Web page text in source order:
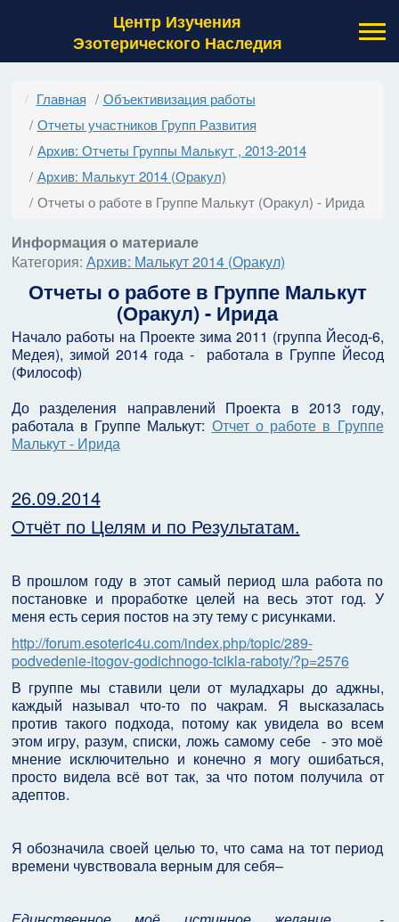
Центр Изучения
Эзотерического Наследия
Главная
Объективизация работы
Отчеты участников Групп Развития
Архив: Отчеты Группы Малькут , 2013-2014
Архив: Малькут 2014 (Оракул)
Отчеты о работе в Группе Малькут (Оракул) - Ирида
Информация о материале
Категория: Архив: Малькут 2014 (Оракул)
Отчеты о работе в Группе Малькут
(Оракул) - Ирида
Начало работы на Проекте зима 2011 (группа Йесод-6,
Медея), зимой 2014 года - работала в Группе Йесод
(Философ)
До разделения направлений Проекта в 2013 году,
работала в Группе Малькут: Отчет о работе в Группе
Малькут - Ирида
26.09.2014
Отчёт по Целям и по Результатам.
В прошлом году в этот самый период шла работа по
постановке и проработке целей на весь этот год. У
меня есть серия постов на эту тему с рисунками.
http://forum.esoteric4u.com/index.php/topic/289-
podvedenie-itogov-godichnogo-tcikla-raboty/?p=2576
В группе мы ставили цели от муладхары до аджны,
каждый называл что-то по чакрам. Я высказалась
против такого подхода, потому как увидела во всем
этом игру, разум, списки, ложь самому себе - это моё
мнение исключительно и конечно я могу ошибаться,
просто видела всё вот так, за что потом получила от
адептов.
Я обозначила своей целью то, что сама на тот период
времени чувствовала верным для себя–